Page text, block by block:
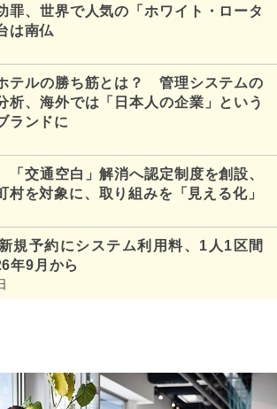
罪、世界で人気の「ホワイト・ロータ
は南仏
テルの勝ち筋とは？ 管理システムの
析、海外では「日本人の企業」という
ランドに
「交通空白」解消へ認定制度を創設、
村を対象に、取り組みを「見える化」
規予約にシステム利用料、1人1区間
年9月から